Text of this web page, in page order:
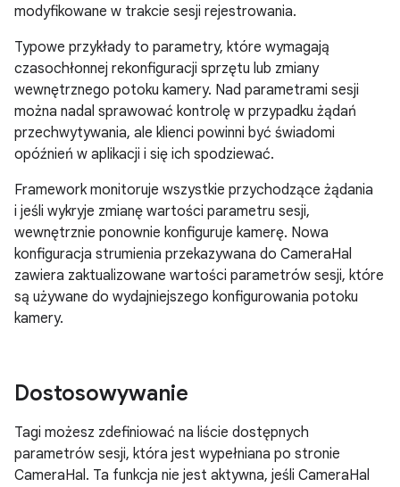
modyfikowane w trakcie sesji rejestrowania.
Typowe przykłady to parametry, które wymagają
czasochłonnej rekonfiguracji sprzętu lub zmiany
wewnętrznego potoku kamery. Nad parametrami sesji
można nadal sprawować kontrolę w przypadku żądań
przechwytywania, ale klienci powinni być świadomi
opóźnień w aplikacji i się ich spodziewać.
Framework monitoruje wszystkie przychodzące żądania
i jeśli wykryje zmianę wartości parametru sesji,
wewnętrznie ponownie konfiguruje kamerę. Nowa
konfiguracja strumienia przekazywana do CameraHal
zawiera zaktualizowane wartości parametrów sesji, które
są używane do wydajniejszego konfigurowania potoku
kamery.
Dostosowywanie
Tagi możesz zdefiniować na liście dostępnych
parametrów sesji, która jest wypełniana po stronie
CameraHal. Ta funkcja nie jest aktywna, jeśli CameraHal